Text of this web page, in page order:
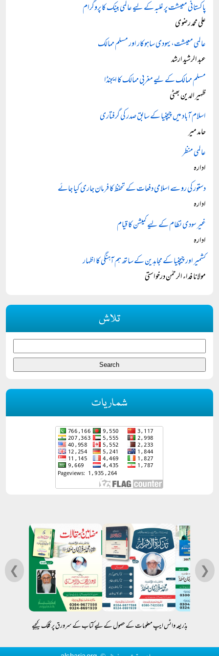
پاکستانی معیشت پر غلبہ کے لیے عالمی بینک کا پروگرام
علی محمد رضوی
عالمی معیشت، یہودی ساہوکار اور مسلم ممالک
عبد الرشید ارشد
مسلم ممالک کے لیے مغربی ممالک کا ایجنڈا
ظہیر الدین بھٹی
اسلام آباد میں چیچنیا کے سابق صدر کی گرفتاری
حامد میر
عالمی منظر
ادارہ
دستور کی رو سے اسلامی دفعات کے تحفظ کا فرمان جاری کیا جائے
ادارہ
غیر سودی نظام کے لیے کمیشن کا قیام
ادارہ
کشمیر اور چیچنیا کے مجاہدین کے ساتھ ہم آہنگی کا اظہار
مولانا فداء الرحمٰن درخواستی
تلاش
شماریات
❮ ❯
بذریعہ واٹس ایپ معلومات کے حصول کے لیے کتاب کے سرورق پر کلک کیجیے